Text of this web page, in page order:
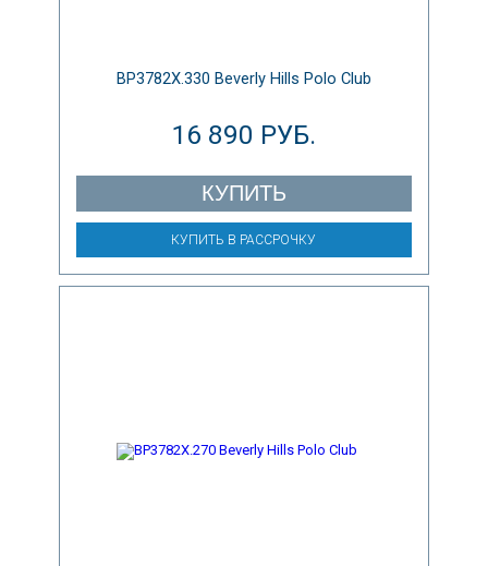
BP3782X.330 Beverly Hills Polo Club
16 890 РУБ.
КУПИТЬ
КУПИТЬ В РАССРОЧКУ